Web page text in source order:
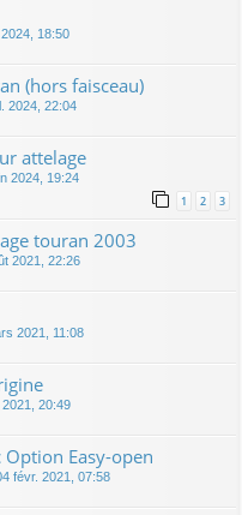
18:50
(hors faisceau)
2024, 22:04
attelage
2024, 19:24
1 2 3
touran 2003
2021, 22:26
2021, 11:08
20:49
Easy-open
févr. 2021, 07:58